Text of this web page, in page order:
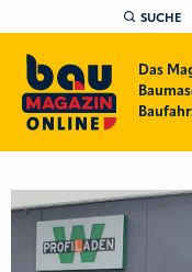
SUCHE
Das